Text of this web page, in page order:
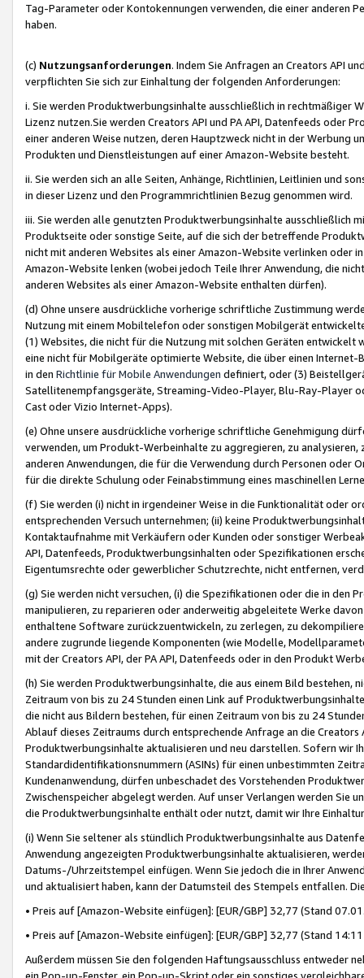
Tag-Parameter oder Kontokennungen verwenden, die einer anderen
haben.
(c) Nutzungsanforderungen. Indem Sie Anfragen an Creators API
verpflichten Sie sich zur Einhaltung der folgenden Anforderungen:
i. Sie werden Produktwerbungsinhalte ausschließlich in rechtmäßiger
Lizenz nutzen.Sie werden Creators API und PA API, Datenfeeds oder
einer anderen Weise nutzen, deren Hauptzweck nicht in der Werbung
Produkten und Dienstleistungen auf einer Amazon-Website besteht.
ii. Sie werden sich an alle Seiten, Anhänge, Richtlinien, Leitlinien und
in dieser Lizenz und den Programmrichtlinien Bezug genommen wird.
iii. Sie werden alle genutzten Produktwerbungsinhalte ausschließlich
Produktseite oder sonstige Seite, auf die sich der betreffende
nicht mit anderen Websites als einer Amazon-Website verlinken oder
Amazon-Website lenken (wobei jedoch Teile Ihrer Anwendung, die
anderen Websites als einer Amazon-Website enthalten dürfen).
(d) Ohne unsere ausdrückliche vorherige schriftliche Zustimmung
Nutzung mit einem Mobiltelefon oder sonstigen Mobilgerät
(1) Websites, die nicht für die Nutzung mit solchen Geräten
eine nicht für Mobilgeräte optimierte Website, die über einen
in den Richtlinie für Mobile Anwendungen definiert, oder (3)
Satellitenempfangsgeräte, Streaming-Video-Player, Blu-Ray-Player
Cast oder Vizio Internet-Apps).
(e) Ohne unsere ausdrückliche vorherige schriftliche Genehmigung
verwenden, um Produkt-Werbeinhalte zu aggregieren, zu
anderen Anwendungen, die für die Verwendung durch Personen
für die direkte Schulung oder Feinabstimmung eines maschinellen
(f) Sie werden (i) nicht in irgendeiner Weise in die Funktionalität oder
entsprechenden Versuch unternehmen; (ii) keine
Kontaktaufnahme mit Verkäufern oder Kunden oder sonstiger
API, Datenfeeds, Produktwerbungsinhalten oder Spezifikationen
Eigentumsrechte oder gewerblicher Schutzrechte, nicht entfernen,
(g) Sie werden nicht versuchen, (i) die Spezifikationen oder die in
manipulieren, zu reparieren oder anderweitig abgeleitete Werke
enthaltene Software zurückzuentwickeln, zu zerlegen, zu
andere zugrunde liegende Komponenten (wie Modelle,
mit der Creators API, der PA API, Datenfeeds oder in den Produkt
(h) Sie werden Produktwerbungsinhalte, die aus einem Bild bestehen,
Zeitraum von bis zu 24 Stunden einen Link auf
die nicht aus Bildern bestehen, für einen Zeitraum von bis zu 24
Ablauf dieses Zeitraums durch entsprechende Anfrage an die
Produktwerbungsinhalte aktualisieren und neu darstellen. Sofern wir
Standardidentifikationsnummern (ASINs) für einen unbestimmten
Kundenanwendung, dürfen unbeschadet des Vorstehenden
Zwischenspeicher abgelegt werden. Auf unser Verlangen werden Sie
die Produktwerbungsinhalte enthält oder nutzt, damit wir Ihre
(i) Wenn Sie seltener als stündlich Produktwerbungsinhalte aus
Anwendung angezeigten Produktwerbungsinhalte aktualisieren,
Datums-/Uhrzeitstempel einfügen. Wenn Sie jedoch die in Ihrer
und aktualisiert haben, kann der Datumsteil des Stempels entfallen.
• Preis auf [Amazon-Website einfügen]: [EUR/GBP] 32,77 (Stand
• Preis auf [Amazon-Website einfügen]: [EUR/GBP] 32,77 (Stand
Außerdem müssen Sie den folgenden Haftungsausschluss entweder
ein Pop-up-Fenster, ein Pop-up-Skript oder ein sonstiges